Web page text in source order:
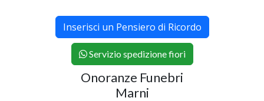
Inserisci un Pensiero di Ricordo
Servizio spedizione fiori
Onoranze Funebri
Marni